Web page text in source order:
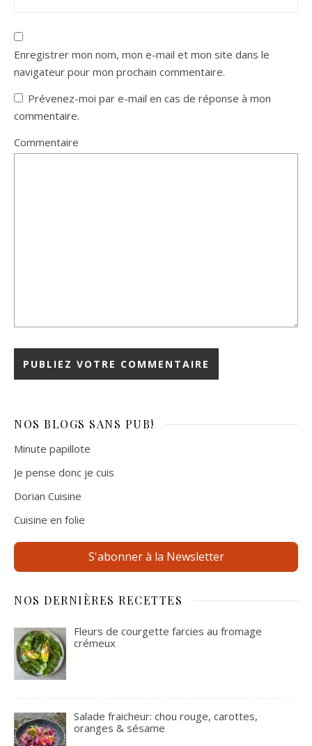
Enregistrer mon nom, mon e-mail et mon site dans le
navigateur pour mon prochain commentaire.
Prévenez-moi par e-mail en cas de réponse à mon
commentaire.
Commentaire
NOS BLOGS SANS PUB!
Minute papillote
Je pense donc je cuis
Dorian Cuisine
Cuisine en folie
S'abonner à la Newsletter
NOS DERNIÈRES RECETTES
Fleurs de courgette farcies au fromage
crémeux
Salade fraicheur: chou rouge, carottes,
oranges & sésame